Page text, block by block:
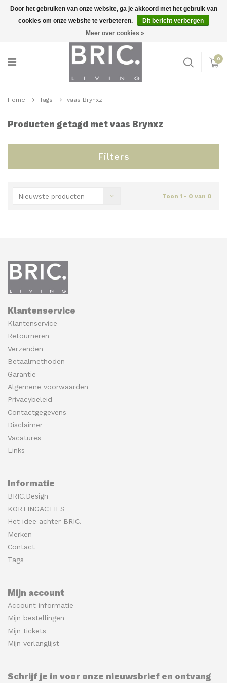
Inloggen
0
Home Tags vaas Brynxz
Producten getagd met vaas Brynxz
Filters
Nieuwste producten Toon 1 - 0 van 0
Klantenservice
Klantenservice
Retourneren
Verzenden
Betaalmethoden
Garantie
Algemene voorwaarden
Privacybeleid
Contactgegevens
Disclaimer
Vacatures
Links
Informatie
BRIC.Design
KORTINGACTIES
Het idee achter BRIC.
Merken
Contact
Tags
Mijn account
Account informatie
Mijn bestellingen
Mijn tickets
Mijn verlanglijst
Schrijf je in voor onze nieuwsbrief en ontvang
Door het gebruiken van onze website, ga je akkoord met het gebruik van
cookies om onze website te verbeteren.
Dit bericht verbergen
Meer over cookies »